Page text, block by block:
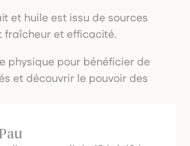
et huile est issu de sources
fraîcheur et efficacité.
physique pour bénéficier de
et découvrir le pouvoir des